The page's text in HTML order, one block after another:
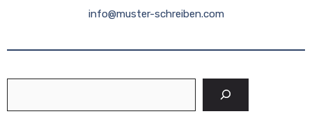
info@muster-schreiben.com